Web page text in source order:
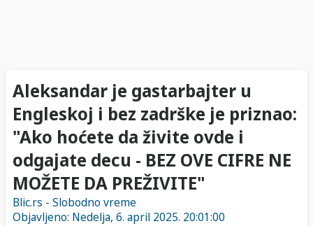
Aleksandar je gastarbajter u
Engleskoj i bez zadrške je priznao:
"Ako hoćete da živite ovde i
odgajate decu - BEZ OVE CIFRE NE
MOŽETE DA PREŽIVITE"
Blic.rs - Slobodno vreme
Objavljeno: Nedelja, 6. april 2025. 20:01:00